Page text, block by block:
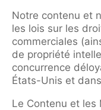
Notre contenu et
les lois sur les
commerciales
de propriété
concurrence
États-Unis et
Le Contenu et les